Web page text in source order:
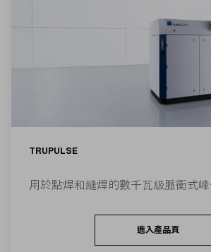
TRUPULSE
用於點焊和縫焊的數千瓦級脈衝式
進入產品頁